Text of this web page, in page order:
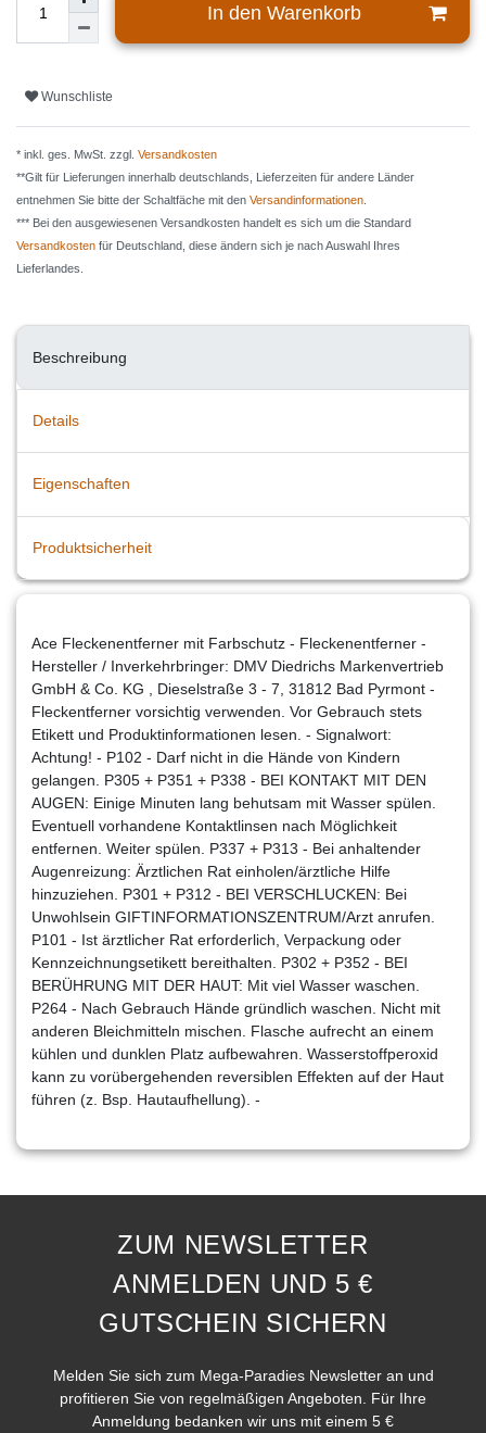
In den Warenkorb
Wunschliste
* inkl. ges. MwSt. zzgl. Versandkosten
**Gilt für Lieferungen innerhalb deutschlands, Lieferzeiten für andere Länder
entnehmen Sie bitte der Schaltfäche mit den Versandinformationen
*** Bei den ausgewiesenen Versandkosten handelt es sich um die Standard
Versandkosten für Deutschland, diese ändern sich je nach Auswahl Ihres
Lieferlandes.
Beschreibung
Details
Eigenschaften
Produktsicherheit
Ace Fleckenentferner mit Farbschutz - Fleckenentferner -
Hersteller / Inverkehrbringer: DMV Diedrichs Markenvertrieb
GmbH & Co. KG , Dieselstraße 3 - 7, 31812 Bad Pyrmont -
Fleckentferner vorsichtig verwenden. Vor Gebrauch stets
Etikett und Produktinformationen lesen. - Signalwort:
Achtung! - P102 - Darf nicht in die Hände von Kindern
gelangen. P305 + P351 + P338 - BEI KONTAKT MIT DEN
AUGEN: Einige Minuten lang behutsam mit Wasser spülen.
Eventuell vorhandene Kontaktlinsen nach Möglichkeit
entfernen. Weiter spülen. P337 + P313 - Bei anhaltender
Augenreizung: Ärztlichen Rat einholen/ärztliche Hilfe
hinzuziehen. P301 + P312 - BEI VERSCHLUCKEN: Bei
Unwohlsein GIFTINFORMATIONSZENTRUM/Arzt anrufen.
P101 - Ist ärztlicher Rat erforderlich, Verpackung oder
Kennzeichnungsetikett bereithalten. P302 + P352 - BEI
BERÜHRUNG MIT DER HAUT: Mit viel Wasser waschen.
P264 - Nach Gebrauch Hände gründlich waschen. Nicht mit
anderen Bleichmitteln mischen. Flasche aufrecht an einem
kühlen und dunklen Platz aufbewahren. Wasserstoffperoxid
kann zu vorübergehenden reversiblen Effekten auf der Haut
führen (z. Bsp. Hautaufhellung). -
ZUM NEWSLETTER
ANMELDEN UND 5 €
GUTSCHEIN SICHERN
Melden Sie sich zum Mega-Paradies Newsletter an und
profitieren Sie von regelmäßigen Angeboten. Für Ihre
Anmeldung bedanken wir uns mit einem 5 €